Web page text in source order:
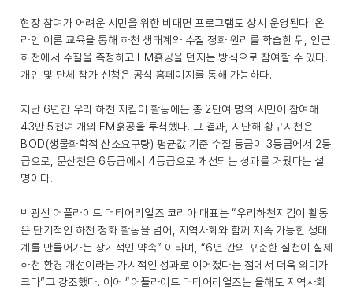
현장 참여가 어려운 시민을 위한 비대면 프로그램도 상시 운영된다. 온
라인 이론 교육을 통해 하천 생태계와 수질 정화 원리를 학습한 뒤, 인근
하천에서 수질을 측정하고 EM흙공을 던지는 방식으로 참여할 수 있다.
개인 및 단체 참가 신청은 공식 홈페이지를 통해 가능하다.
지난 6년간 우리 하천 지킴이 활동에는 총 2만여 명의 시민이 참여해
43만 5천여 개의 EM흙공을 투척했다. 그 결과, 지난해 황구지천은
BOD(생물화학적 산소요구량) 평균값 기준 수질 등급이 3등급에서 2등
급으로, 문산천은 6등급에서 4등급으로 개선되는 성과를 거뒀다는 설
명이다.
박광선 어플라이드 머티어리얼즈 코리아 대표는 “우리하천지킴이 활동
은 단기적인 하천 정화 활동을 넘어, 지역사회와 함께 지속 가능한 생태
계를 만들어가는 장기적인 약속” 이라며, “6년 간의 꾸준한 실천이 실제
하천 환경 개선이라는 가시적인 성과로 이어졌다는 점에서 더욱 의미가
크다”고 강조했다. 이어 “어플라이드 머티어리얼즈는 올해도 지역사회